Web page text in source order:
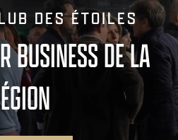
DES ÉTOILES
BUSINESS DE LA